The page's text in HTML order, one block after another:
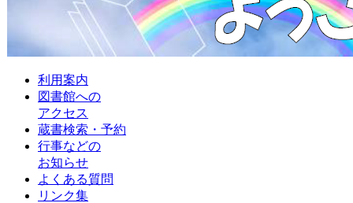
利用案内
図書館への
アクセス
蔵書検索・予約
行事などの
お知らせ
よくある質問
リンク集